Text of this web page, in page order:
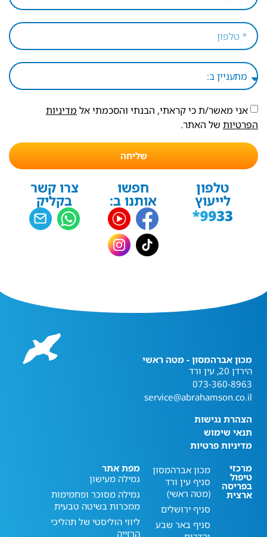
אני מאשר/ת כי קראתי, הבנתי והסכמתי אל מדיניות
הפרטיות של האתר.
שליחה
טלפון
לייעוץ
חפשו
אותנו ב:
צרו קשר
בקליק
מכון אברהמסון - מטה ראשי
הירדן 20, עין ורד
073-360-8963
service@abrahamson.co.il
הצהרת נגישות
תנאי שימוש
מדיניות פרטיות
מרכזי
טיפול
בפריסה
ארצית
מכון אברהמסון
סניף עין ורד
(מטה ראשי)
סניף ירושלים
סניף באר שבע
מפת אתר
גמילה מעישון
גמילה מסוכר ופחמימות
ממכרות בשיטה טבעית
ליווי הוליסטי של תהליכי
הרזייה